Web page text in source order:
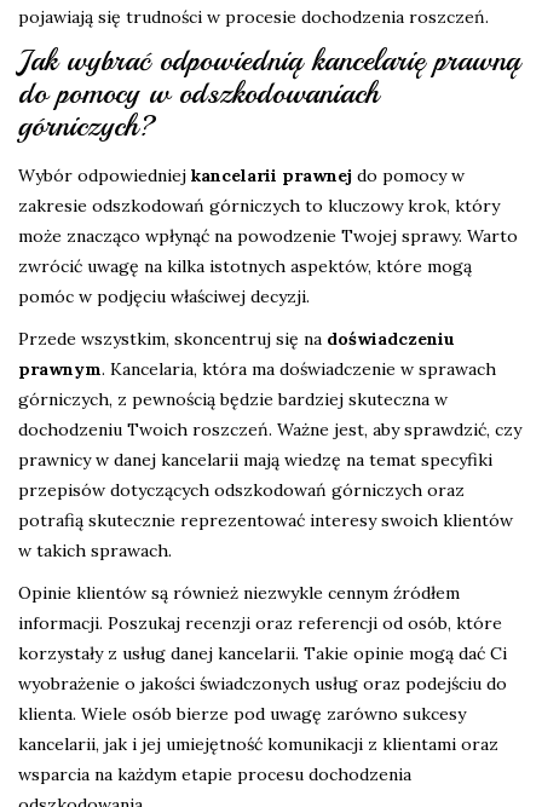
pojawiają się trudności w procesie dochodzenia roszczeń.
Jak wybrać odpowiednią kancelarię prawną
do pomocy w odszkodowaniach
górniczych?
Wybór odpowiedniej kancelarii prawnej do pomocy w
zakresie odszkodowań górniczych to kluczowy krok, który
może znacząco wpłynąć na powodzenie Twojej sprawy. Warto
zwrócić uwagę na kilka istotnych aspektów, które mogą
pomóc w podjęciu właściwej decyzji.
Przede wszystkim, skoncentruj się na doświadczeniu
prawnym. Kancelaria, która ma doświadczenie w sprawach
górniczych, z pewnością będzie bardziej skuteczna w
dochodzeniu Twoich roszczeń. Ważne jest, aby sprawdzić, czy
prawnicy w danej kancelarii mają wiedzę na temat specyfiki
przepisów dotyczących odszkodowań górniczych oraz
potrafią skutecznie reprezentować interesy swoich klientów
w takich sprawach.
Opinie klientów są również niezwykle cennym źródłem
informacji. Poszukaj recenzji oraz referencji od osób, które
korzystały z usług danej kancelarii. Takie opinie mogą dać Ci
wyobrażenie o jakości świadczonych usług oraz podejściu do
klienta. Wiele osób bierze pod uwagę zarówno sukcesy
kancelarii, jak i jej umiejętność komunikacji z klientami oraz
wsparcia na każdym etapie procesu dochodzenia